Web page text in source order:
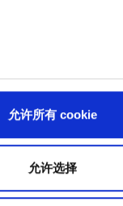
伙伴分享我们的
的 Cookie 都需要
"菜单中找到有关我
续，请点击"确定"
允许所有 cookie
允许选择
用户协议